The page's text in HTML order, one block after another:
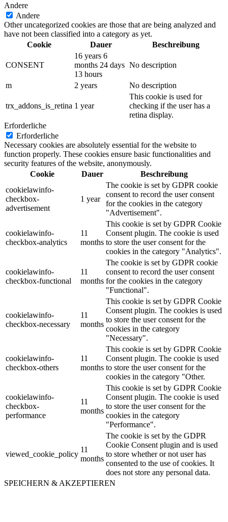
Andere
Andere
Other uncategorized cookies are those that are being analyzed and
have not been classified into a category as yet.
Cookie
Dauer Beschreibung
CONSENT
16 years 6
months 24 days
13 hours
No description
m 2 years No description
trx_addons_is_retina 1 year
This cookie is used for
checking if the user has a
retina display.
Erforderliche
Erforderliche
Necessary cookies are absolutely essential for the website to
function properly. These cookies ensure basic functionalities and
security features of the website, anonymously.
Cookie
Dauer
Beschreibung
cookielawinfo-
checkbox-
advertisement
1 year
The cookie is set by GDPR cookie
consent to record the user consent
for the cookies in the category
"Advertisement".
cookielawinfo-
checkbox-analytics
11
months
This cookie is set by GDPR Cookie
Consent plugin. The cookie is used
to store the user consent for the
cookies in the category "Analytics".
cookielawinfo-
checkbox-functional
11
months
The cookie is set by GDPR cookie
consent to record the user consent
for the cookies in the category
"Functional".
cookielawinfo-
checkbox-necessary
11
months
This cookie is set by GDPR Cookie
Consent plugin. The cookies is used
to store the user consent for the
cookies in the category
"Necessary".
cookielawinfo-
checkbox-others
11
months
This cookie is set by GDPR Cookie
Consent plugin. The cookie is used
to store the user consent for the
cookies in the category "Other.
cookielawinfo-
checkbox-
performance
11
months
This cookie is set by GDPR Cookie
Consent plugin. The cookie is used
to store the user consent for the
cookies in the category
"Performance".
viewed_cookie_policy
11
months
The cookie is set by the GDPR
Cookie Consent plugin and is used
to store whether or not user has
consented to the use of cookies. It
does not store any personal data.
SPEICHERN & AKZEPTIEREN